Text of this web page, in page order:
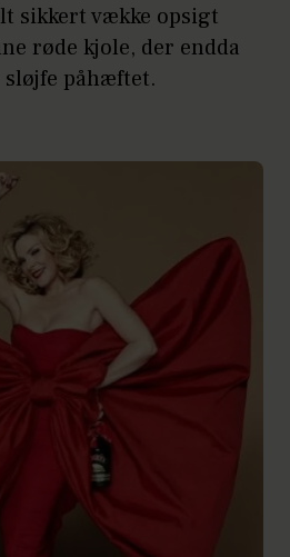
sikkert vække opsigt
røde kjole, der endda
påhæftet.